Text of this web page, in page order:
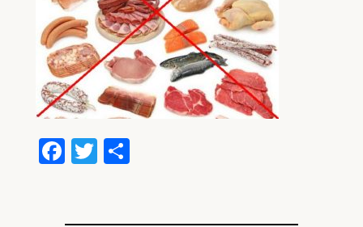
Facebook
Twitter
Share